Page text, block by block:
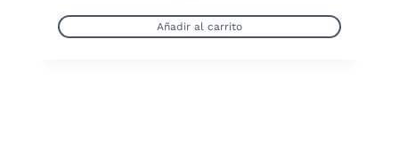
Añadir al carrito